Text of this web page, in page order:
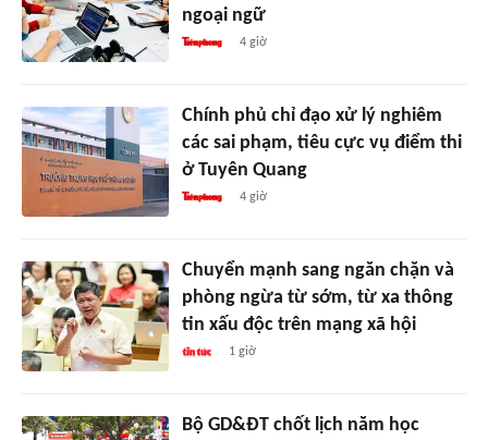
ngoại ngữ
4 giờ
Chính phủ chỉ đạo xử lý nghiêm
các sai phạm, tiêu cực vụ điểm thi
ở Tuyên Quang
4 giờ
Chuyển mạnh sang ngăn chặn và
phòng ngừa từ sớm, từ xa thông
tin xấu độc trên mạng xã hội
1 giờ
Bộ GD&ĐT chốt lịch năm học